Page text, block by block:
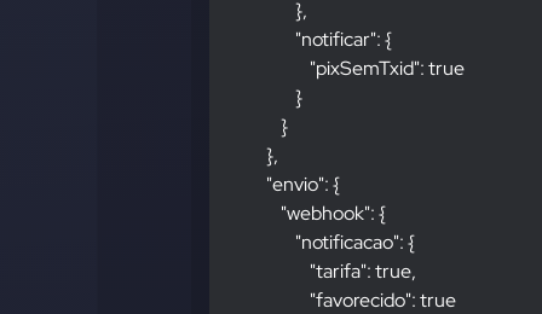
                      },
                      "notificar": {
                          "pixSemTxid": true
                      }
                  }
              },
              "envio": {
                  "webhook": {
                      "notificacao": {
                          "tarifa": true,
                          "favorecido": true